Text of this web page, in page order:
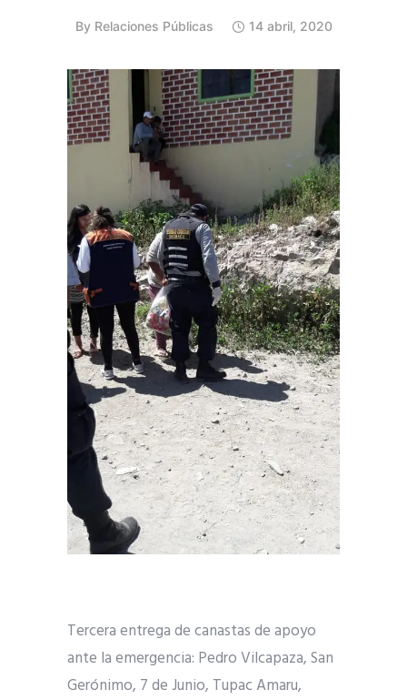
By Relaciones Públicas 14 abril, 2020
Tercera entrega de canastas de apoyo
ante la emergencia: Pedro Vilcapaza, San
Gerónimo, 7 de Junio, Tupac Amaru,